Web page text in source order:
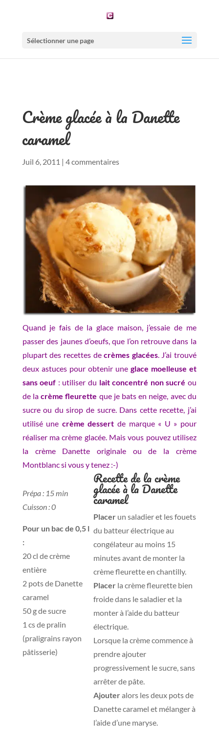
Sélectionner une page
Crème glacée à la Danette
caramel
Juil 6, 2011 | 4 commentaires
Quand je fais de la glace maison, j’essaie de me
passer des jaunes d’oeufs, que l’on retrouve dans la
plupart des recettes decrèmes glacées. J’ai trouvé
deux astuces pour obtenir une glace moelleuse et
sans oeuf : utiliser du lait concentré non sucré ou
de lacrème fleurette que je bats en neige, avec du
sucre ou du sirop de sucre. Dans cette recette, j’ai
utilisé une crème dessert de marque « U » pour
réaliser ma crème glacée. Mais vous pouvez utilisez
la crème Danette originale ou de la crème
Montblanc si vous y tenez :-)
Prépa : 15 min
Cuisson : 0
Pour un bac de 0,5 l
:
20 cl de crème
entière
2 pots de Danette
caramel
50 g de sucre
1 cs de pralin
(praligrains rayon
pâtisserie)
Recette de la crème
glacée à la Danette
caramel
Placer un saladier et les fouets
du batteur électrique au
congélateur au moins 15
minutes avant de monter la
crème fleurette en chantilly.
Placerla crème fleurette bien
froide dans le saladier et la
monter à l’aide du batteur
électrique.
Lorsque la crème commence à
prendre ajouter
progressivement le sucre, sans
arrêter de pâte.
Ajouteralors les deux pots de
Danette caramel et mélanger à
l’aide d’une maryse.